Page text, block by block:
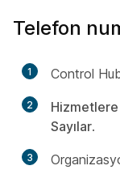
Telefon
1 Control
2 Hizmetlere
Sayılar.
3